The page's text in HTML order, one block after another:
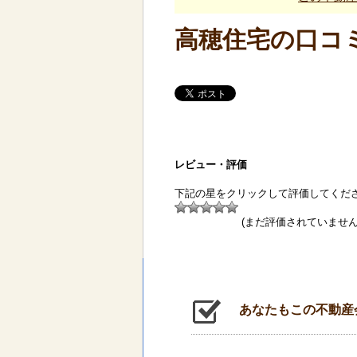
高穂住宅の口コ
レビュー・評価
下記の星をクリックして評価してくだ
(まだ評価されていませ
あなたもこの不動